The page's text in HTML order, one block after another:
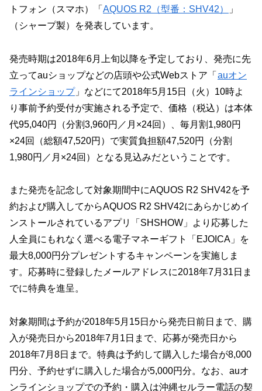
トフォン（スマホ）「 AQUOS R2（型番：SHV42）
」
（シャープ製）を発表しています。
発売時期は2018年6月上旬以降を予定しており、発売に先
立ってauショップなどの店頭や公式Webストア「 auオン
ラインショップ」などにて2018年5月15日（火）10時よ
り事前予約受付が実施される予定で、価格（税込）は本体
代95,040円（分割3,960円／月×24回）、毎月割1,980円
×24回（総額47,520円）で実質負担額47,520円（分割
1,980円／月×24回）となる見込みだということです。
また発売を記念して対象期間中にAQUOS R2 SHV42を予
約および購入してからAQUOS R2 SHV42にあらかじめイ
ンストールされているアプリ「SHSHOW」より応募した
人全員にもれなく選べる電子マネーギフト「EJOICA」を
最大8,000円分プレゼントするキャンペーンを実施しま
す。応募時に登録したメールアドレスに2018年7月31日ま
でに特典を進呈。
対象期間は予約が2018年5月15日から発売日前日まで、購
入が発売日から2018年7月1日まで、応募が発売日から
2018年7月8日まで。特典は予約して購入した場合が8,000
円分、予約せずに購入した場合が5,000円分。なお、auオ
ンラインショップでの予約・購入は沖縄セルラー電話の契